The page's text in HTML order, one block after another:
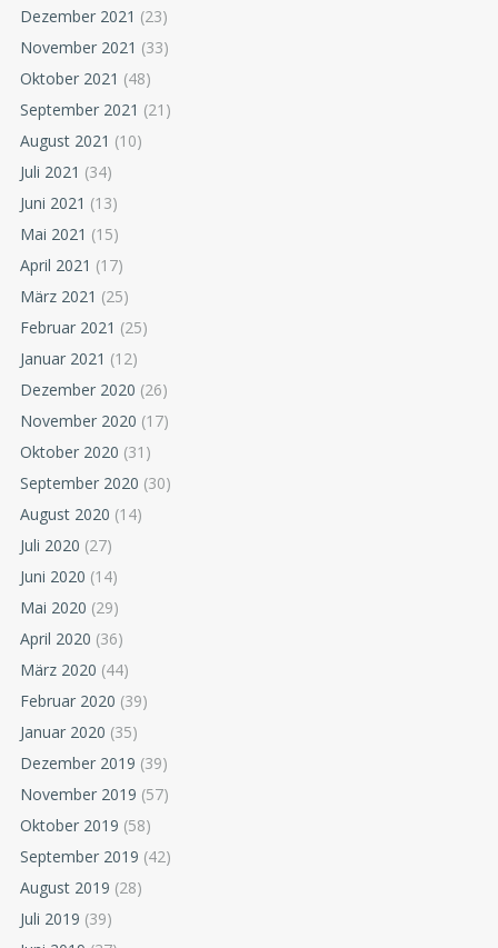
Dezember 2021 (23)
November 2021 (33)
Oktober 2021 (48)
September 2021 (21)
August 2021 (10)
Juli 2021 (34)
Juni 2021 (13)
Mai 2021 (15)
April 2021 (17)
März 2021 (25)
Februar 2021 (25)
Januar 2021 (12)
Dezember 2020 (26)
November 2020 (17)
Oktober 2020 (31)
September 2020 (30)
August 2020 (14)
Juli 2020 (27)
Juni 2020 (14)
Mai 2020 (29)
April 2020 (36)
März 2020 (44)
Februar 2020 (39)
Januar 2020 (35)
Dezember 2019 (39)
November 2019 (57)
Oktober 2019 (58)
September 2019 (42)
August 2019 (28)
Juli 2019 (39)